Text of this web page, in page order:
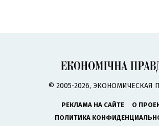
© 2005-2026, ЭКОНОМИЧЕСКАЯ
РЕКЛАМА НА САЙТЕ
О
ПОЛИТИКА